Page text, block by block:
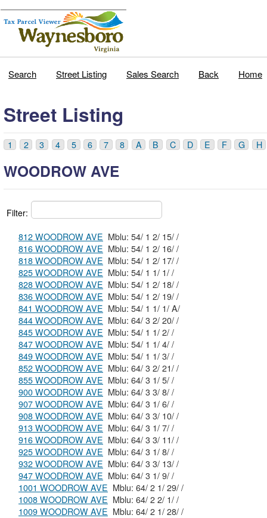
Search Street Listing Sales Search Back Home
Street Listing
1 2 3 4 5 6 7 8 A B C D E F G H
WOODROW AVE
Filter:
812 WOODROW AVE
Mblu: 54/ 1 2/ 15/ /
816 WOODROW AVE
Mblu: 54/ 1 2/ 16/ /
818 WOODROW AVE
Mblu: 54/ 1 2/ 17/ /
825 WOODROW AVE
Mblu: 54/ 1 1/ 1/ /
828 WOODROW AVE
Mblu: 54/ 1 2/ 18/ /
836 WOODROW AVE
Mblu: 54/ 1 2/ 19/ /
841 WOODROW AVE
Mblu: 54/ 1 1/ 1/ A/
844 WOODROW AVE
Mblu: 64/ 3 2/ 20/ /
845 WOODROW AVE
Mblu: 54/ 1 1/ 2/ /
847 WOODROW AVE
Mblu: 54/ 1 1/ 4/ /
849 WOODROW AVE
Mblu: 54/ 1 1/ 3/ /
852 WOODROW AVE
Mblu: 64/ 3 2/ 21/ /
855 WOODROW AVE
Mblu: 64/ 3 1/ 5/ /
900 WOODROW AVE
Mblu: 64/ 3 3/ 8/ /
907 WOODROW AVE
Mblu: 64/ 3 1/ 6/ /
908 WOODROW AVE
Mblu: 64/ 3 3/ 10/ /
913 WOODROW AVE
Mblu: 64/ 3 1/ 7/ /
916 WOODROW AVE
Mblu: 64/ 3 3/ 11/ /
925 WOODROW AVE
Mblu: 64/ 3 1/ 8/ /
932 WOODROW AVE
Mblu: 64/ 3 3/ 13/ /
947 WOODROW AVE
Mblu: 64/ 3 1/ 9/ /
1001 WOODROW AVE
Mblu: 64/ 2 1/ 29/ /
1008 WOODROW AVE
Mblu: 64/ 2 2/ 1/ /
1009 WOODROW AVE
Mblu: 64/ 2 1/ 28/ /